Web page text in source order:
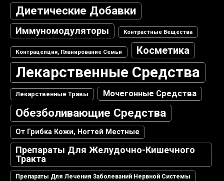
Диетические Добавки
Иммуномодуляторы Контрастные Вещества
Контрацепция, Планирование Семьи Косметика
Лекарственные Средства
Лекарственные Травы Мочегонные Средства
Обезболивающие Средства
От Грибка Кожи, Ногтей Местные
Препараты Для Желудочно-Кишечного
Тракта
Препараты Для Лечения Заболеваний Нервной Системы